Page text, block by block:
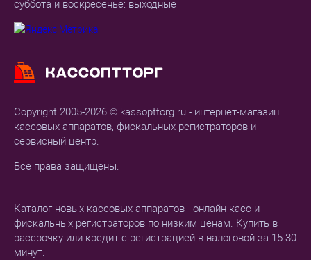
Copyright 2005-2026 © kassopttorg.ru - интернет-магазин
кассовых аппаратов, фискальных регистраторов и
сервисный центр.
Все права защищены.
Каталог новых кассовых аппаратов - онлайн-касс и
фискальных регистраторов по низким ценам. Купить в
рассрочку или кредит с регистрацией в налоговой за 15-30
минут.
суббота и воскресенье: выходные